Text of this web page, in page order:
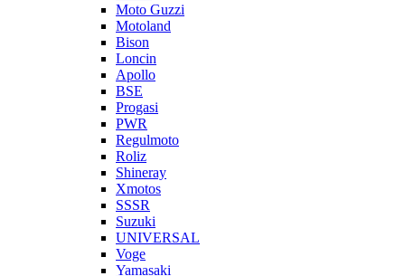
Moto Guzzi
Motoland
Bison
Loncin
Apollo
BSE
Progasi
PWR
Regulmoto
Roliz
Shineray
Xmotos
SSSR
Suzuki
UNIVERSAL
Voge
Yamasaki